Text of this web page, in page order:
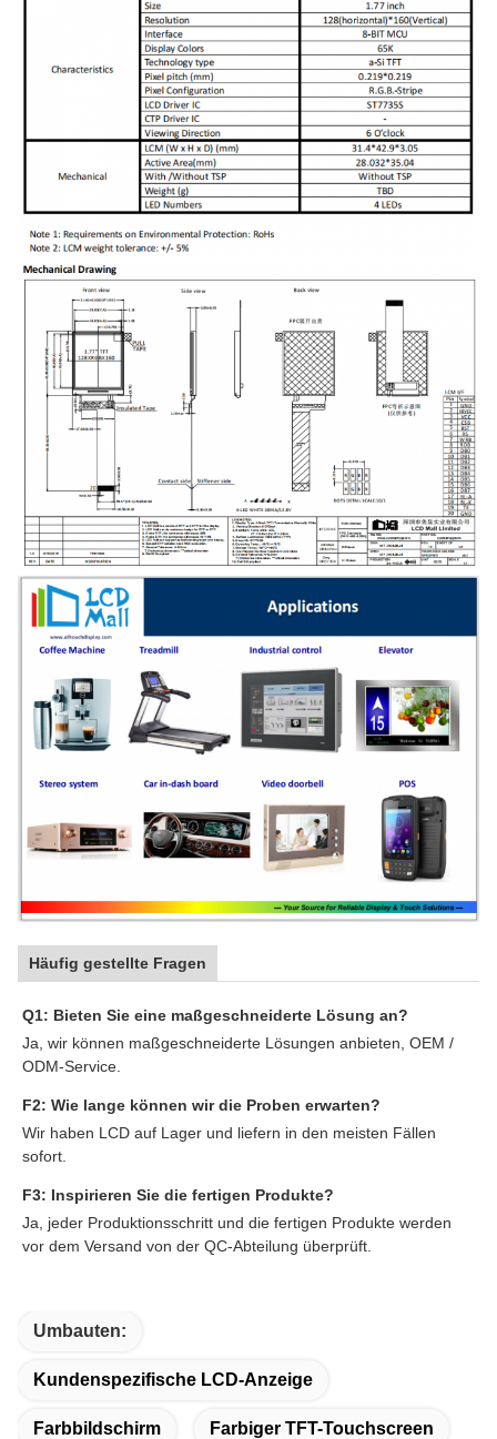
Häufig gestellte Fragen
Q1: Bieten Sie eine maßgeschneiderte Lösung an?
Ja, wir können maßgeschneiderte Lösungen anbieten, OEM /
ODM-Service.
F2: Wie lange können wir die Proben erwarten?
Wir haben LCD auf Lager und liefern in den meisten Fällen
sofort.
F3: Inspirieren Sie die fertigen Produkte?
Ja, jeder Produktionsschritt und die fertigen Produkte werden
vor dem Versand von der QC-Abteilung überprüft.
Umbauten:
Kundenspezifische LCD-Anzeige
Farbbildschirm Farbiger TFT-Touchscreen